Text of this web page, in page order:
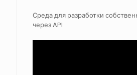
Среда для разработки
через API